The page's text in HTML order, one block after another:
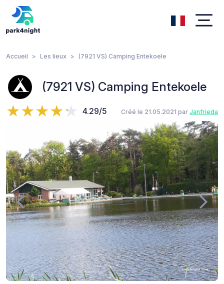
Accueil Les lieux (7921 VS) Camping Entekoele
(7921 VS) Camping Entekoele
4.29/5 Créé le 21.05.2021 par Janfrieda